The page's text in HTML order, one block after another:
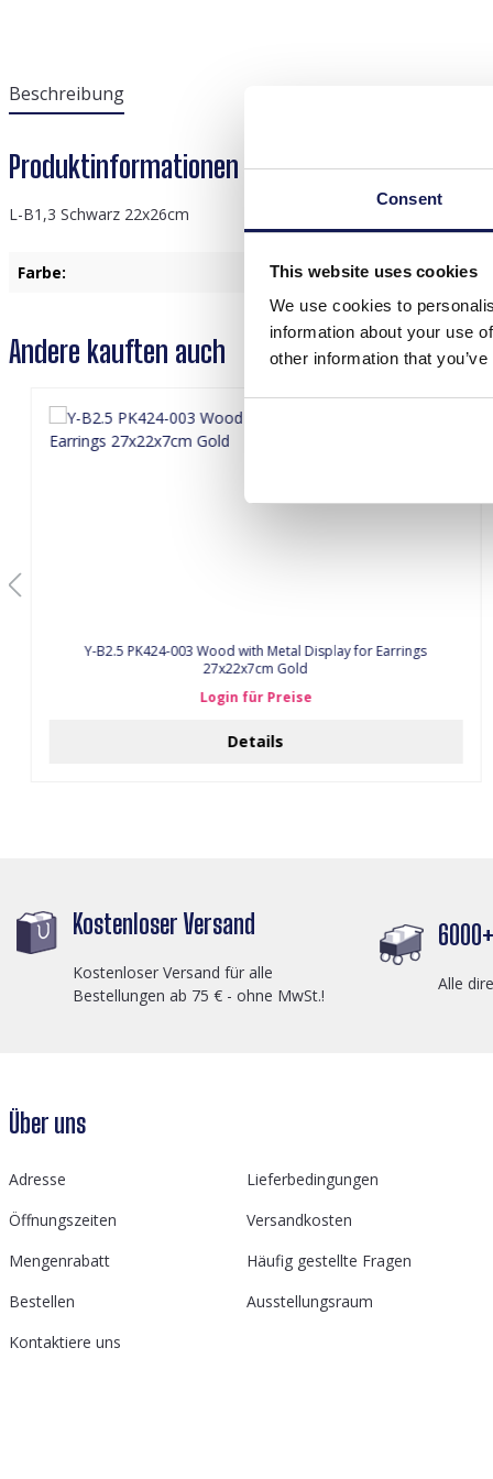
Consent
This website uses cookies
We use cookies to
information about your use
other information that
Beschreibung
Produktinformationen "L-B1.3 Black 22x26cm"
L-B1,3 Schwarz 22x26cm
Farbe: Schwarz
Andere kauften auch
Y-B2.5 PK424-003 Wood with Metal Display for Earrings
27x22x7cm Gold
Login für Preise
Details
Kostenloser Versand
Kostenloser Versand für alle
Bestellungen ab 75 € - ohne MwSt.!
Alle
Über uns
Adresse
Lieferbedingungen
Öffnungszeiten
Versandkosten
Mengenrabatt
Häufig gestellte Fragen
Bestellen
Ausstellungsraum
Kontaktiere uns